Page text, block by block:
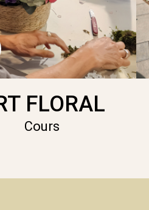
FLORAL
Cours